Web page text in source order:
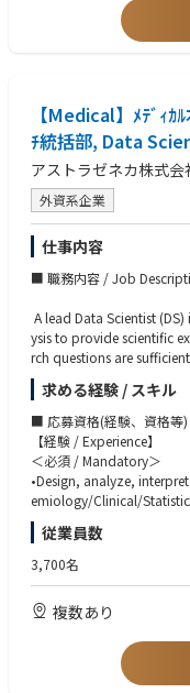
Scientific Platform
■Key Accountabilities of
dicine Japan
■External Expert
・Map and prioritize
Indication experts
Translational
Phase II trialists
trial success.
o:
Emerging science and
Proof-of-Concept
Biomarker strategy
■Regulatory and
Operates within the
res (SOPs) and working
■Job Complexity
Complex due to:
・Global nature of the role
・Matrix organization
・Direct multidisciplinary
■Interfaces
・Global matrix teams
・Regional BI
を解決していける方
・メンバーとの良好なコ
【Medical】ﾒﾃﾞｨｶ
ﾁ統括部, Data
アストラゼネカ株式会
外資系企業
仕事内容
■ 職務内容 / Job
A lead Data Scientist
ysis to provide scientific
rch questions are
earch. And all researches/
at represent cutting-edge
es, and solutions in the
ector of Data Science,
•Lead/co-lead
ing Market/R&D analysis
•Assess study design/
ytical method and give
w
•Oversee venders and
ost of their responsible
•Survey & assess the
•Develop AI use fit for
•Implement AI (including
求める経験 / スキル
■ 応募資格(経験、資格等
【経験 / Experience】
＜必須 / Mandatory＞
•Design, analyze,
emiology/Clinical/
•Manage, and/or lead
cting clinical/
ta for efficacy, safety,
c features)*
*Mandatory only for
•Make manuscript for
＜歓迎 / Nice to have＞
従業員数
3,700名
複数あり